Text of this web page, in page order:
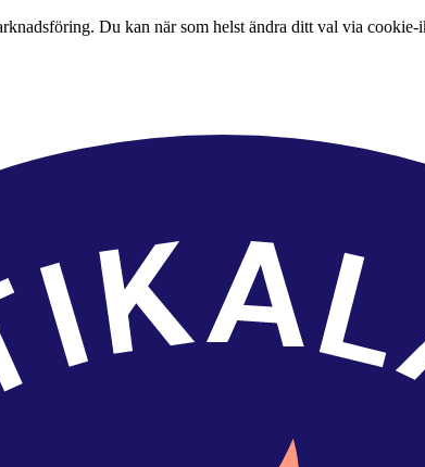
Du kan när som helst ändra ditt val via